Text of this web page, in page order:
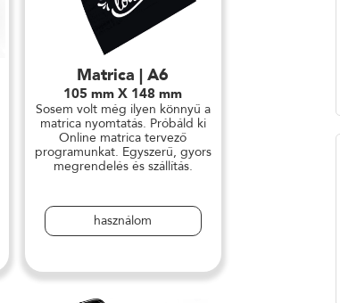
Matrica | A6
105 mm X 148 mm
Sosem volt még ilyen könnyű a
matrica nyomtatás. Próbáld ki
Online matrica tervező
programunkat. Egyszerű, gyors
megrendelés és szállítás.
használom